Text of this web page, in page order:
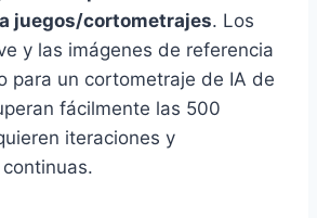
juegos/cortometrajes. Los
y las imágenes de referencia
para un cortometraje de IA de
fácilmente las 500
iteraciones y